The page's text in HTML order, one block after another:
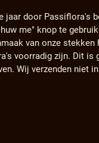
jaar door Passiflora's
me" knop te
van onze
voorradig zijn. Dit
Wij verzenden niet